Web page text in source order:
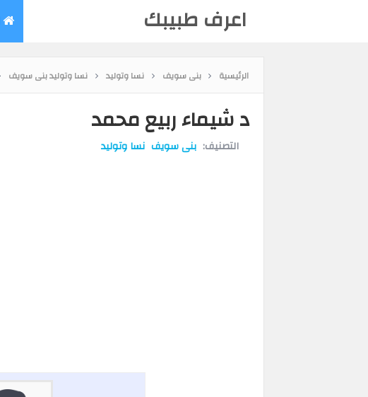
اعرف طبيبك
الرئيسية بنى سويف نسا وتوليد نسا وتوليد بنى سويف
د شيماء ربيع محمد
التصنيف: بنى سويف نسا وتوليد